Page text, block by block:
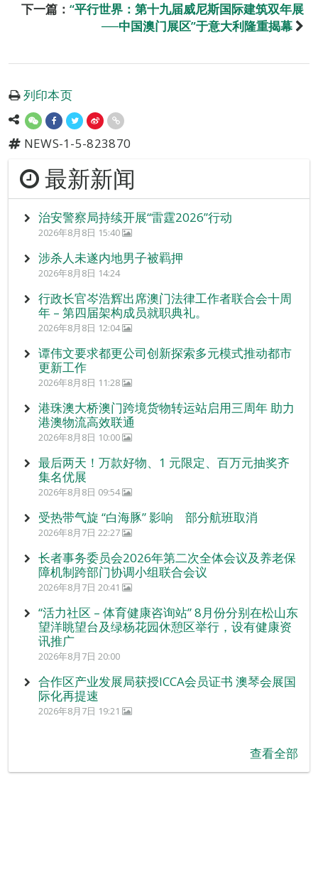
下一篇： “平行世界：第十九届威尼斯国际建筑双年展
──中国澳门展区”于意大利隆重揭幕
列印本页
NEWS-1-5-823870
最新新闻
治安警察局持续开展“雷霆2026”行动
2026年8月8日 15:40
涉杀人未遂内地男子被羁押
2026年8月8日 14:24
行政长官岑浩辉出席澳门法律工作者联合会十周
年 – 第四届架构成员就职典礼。
2026年8月8日 12:04
谭伟文要求都更公司创新探索多元模式推动都市
更新工作
2026年8月8日 11:28
港珠澳大桥澳门跨境货物转运站启用三周年 助力
港澳物流高效联通
2026年8月8日 10:00
最后两天！万款好物、1 元限定、百万元抽奖齐
集名优展
2026年8月8日 09:54
受热带气旋 “白海豚” 影响 部分航班取消
2026年8月7日 22:27
长者事务委员会2026年第二次全体会议及养老保
障机制跨部门协调小组联合会议
2026年8月7日 20:41
“活力社区 – 体育健康咨询站” 8月份分别在松山东
望洋眺望台及绿杨花园休憩区举行，设有健康资
讯推广
2026年8月7日 20:00
合作区产业发展局获授ICCA会员证书 澳琴会展国
际化再提速
2026年8月7日 19:21
查看全部